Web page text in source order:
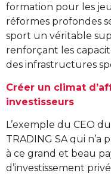
formation pour les
réformes profondes
sport un véritable
renforçant les
des infrastructures
Créer un climat
investisseurs
L’exemple du CEO
TRADING SA qui
à ce grand et beau
d’investissement